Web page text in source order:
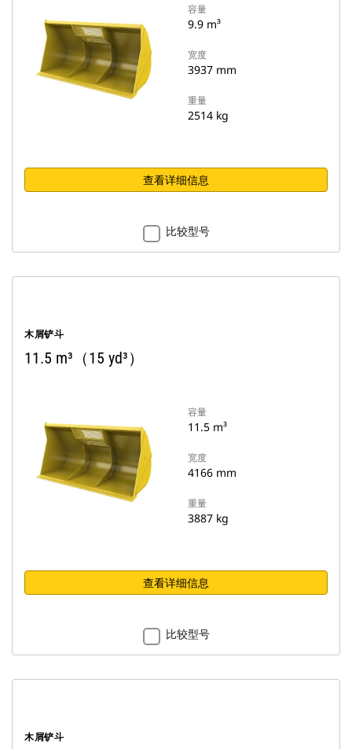
容量
9.9 m³
宽度
3937 mm
重量
2514 kg
查看详细信息
比较型号
木屑铲斗
11.5 m³（15 yd³）
容量
11.5 m³
宽度
4166 mm
重量
3887 kg
查看详细信息
比较型号
木屑铲斗